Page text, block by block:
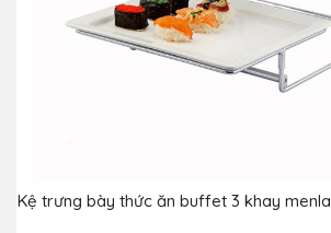
Kệ trưng bày thức ăn buffet 3 khay